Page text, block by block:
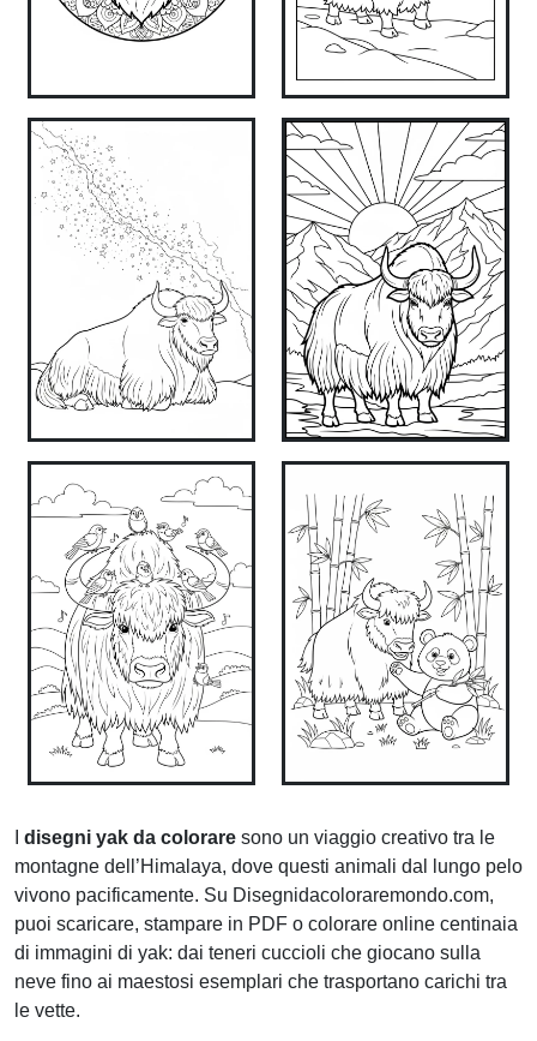
disegni yak da colorare sono un viaggio creativo tra le
montagne dell’Himalaya, dove questi animali dal lungo pelo
vivono pacificamente. Su Disegnidacoloraremondo.com,
puoi scaricare, stampare in PDF o colorare online centinaia
di immagini di yak: dai teneri cuccioli che giocano sulla
neve fino ai maestosi esemplari che trasportano carichi tra
le vette.